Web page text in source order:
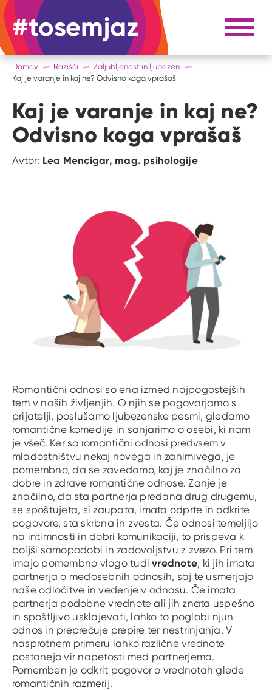
#tosemjaz #to sem jaz Razpri
Domov Razišči
Zaljubljenost in ljubezen
Kaj je varanje in kaj ne? Odvisno koga vprašaš
Kaj je varanje in kaj ne?
Odvisno koga vprašaš
Avtor: Lea Mencigar, mag. psihologije
Romantični odnosi so ena izmed najpogostejših
tem v naših življenjih. O njih se pogovarjamo s
prijatelji, poslušamo ljubezenske pesmi, gledamo
romantične komedije in sanjarimo o osebi, ki nam
je všeč. Ker so romantični odnosi predvsem v
mladostništvu nekaj novega in zanimivega, je
pomembno, da se zavedamo, kaj je značilno za
dobre in zdrave romantične odnose. Zanje je
značilno, da sta partnerja predana drug drugemu,
se spoštujeta, si zaupata, imata odprte in odkrite
pogovore, sta skrbna in zvesta. Če odnosi temeljijo
na intimnosti in dobri komunikaciji, to prispeva k
boljši samopodobi in zadovoljstvu z zvezo. Pri tem
imajo pomembno vlogo tudivrednote, ki jih imata
partnerja o medosebnih odnosih, saj te usmerjajo
naše odločitve in vedenje v odnosu. Če imata
partnerja podobne vrednote ali jih znata uspešno
in spoštljivo usklajevati, lahko to poglobi njun
odnos in preprečuje prepire ter nestrinjanja. V
nasprotnem primeru lahko različne vrednote
postanejo vir napetosti med partnerjema.
Pomemben je odkrit pogovor o vrednotah glede
romantičnih razmerij.